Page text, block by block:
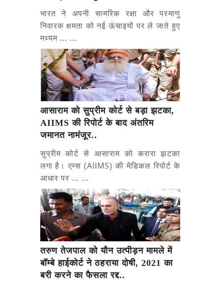
भारत ने अपनी सामरिक रक्षा और परमाणु
निवारक क्षमता को नई ऊंचाइयों पर ले जाते हुए
मध्यम ... ...
आसाराम को सुप्रीम कोर्ट से बड़ा झटका,
AIIMS की रिपोर्ट के बाद अंतरिम
जमानत नामंजूर..
सुप्रीम कोर्ट से आसाराम को करारा झटका
लगा है। एम्स (AIIMS) की मेडिकल रिपोर्ट के
आधार पर ... ...
तरुण तेजपाल को यौन उत्पीड़न मामले में
बॉम्बे हाईकोर्ट ने ठहराया दोषी, 2021 का
बरी करने का फैसला रद्द..